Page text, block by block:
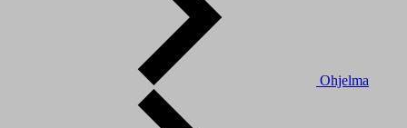
Ohjelma